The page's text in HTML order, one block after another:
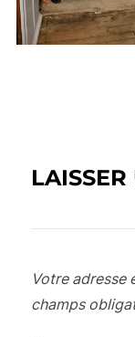
Votre adresse
champs